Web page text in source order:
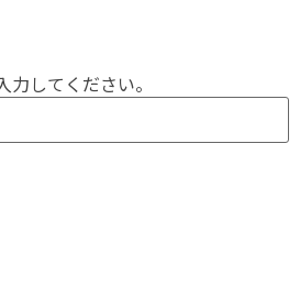
してください。